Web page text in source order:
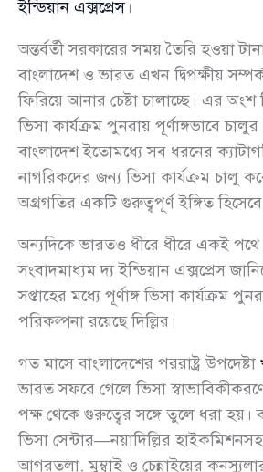
ইন্ডিয়ান এক্সপ্রেস।
অন্তর্বর্তী সরকারের সময় তৈরি হওয়া
বাংলাদেশ ও ভারত এখন দ্বিপক্ষীয়
ফিরিয়ে আনার চেষ্টা চালাচ্ছে। এর
ভিসা কার্যক্রম পুনরায় পূর্ণাঙ্গভাবে
বাংলাদেশ ইতোমধ্যে সব ধরনের
নাগরিকদের জন্য ভিসা কার্যক্রম চালু
অগ্রগতির একটি গুরুত্বপূর্ণ ইঙ্গিত হিসেবে
অন্যদিকে ভারতও ধীরে ধীরে একই পথে
সংবাদমাধ্যম দ্য ইন্ডিয়ান এক্সপ্রেস
সপ্তাহের মধ্যে পূর্ণাঙ্গ ভিসা কার্যক্রম
পরিকল্পনা রয়েছে দিল্লির।
গত মাসে বাংলাদেশের পররাষ্ট্র উপদেষ্টা
ভারত সফরে গেলে ভিসা
পক্ষ থেকে গুরুত্বের সঙ্গে তুলে ধরা হয়।
ভিসা সেন্টার—নয়াদিল্লির
আগরতলা, মুম্বাই ও চেন্নাইয়ের